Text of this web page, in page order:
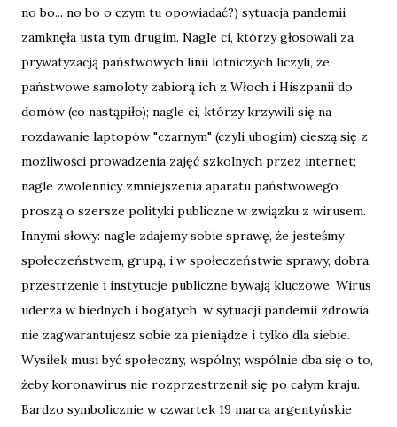
no bo... no bo o czym tu opowiadać?) sytuacja pandemii
zamknęła usta tym drugim. Nagle ci, którzy głosowali za
prywatyzacją państwowych linii lotniczych liczyli, że
państwowe samoloty zabiorą ich z Włoch i Hiszpanii do
domów (co nastąpiło); nagle ci, którzy krzywili się na
rozdawanie laptopów "czarnym" (czyli ubogim) cieszą się z
możliwości prowadzenia zajęć szkolnych przez internet;
nagle zwolennicy zmniejszenia aparatu państwowego
proszą o szersze polityki publiczne w związku z wirusem.
Innymi słowy: nagle zdajemy sobie sprawę, że jesteśmy
społeczeństwem, grupą, i w społeczeństwie sprawy, dobra,
przestrzenie i instytucje publiczne bywają kluczowe. Wirus
uderza w biednych i bogatych, w sytuacji pandemii zdrowia
nie zagwarantujesz sobie za pieniądze i tylko dla siebie.
Wysiłek musi być społeczny, wspólny; wspólnie dba się o to,
żeby koronawirus nie rozprzestrzenił się po całym kraju.
Bardzo symbolicznie w czwartek 19 marca argentyńskie